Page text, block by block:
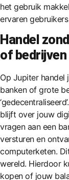
het gebruik
ervaren
Handel
of bedrijven
Op Jupiter handel
banken of grote
blijft over jouw
vragen aan een
versturen en
computerketen.
wereld. Hierdoor
kopen of jouw